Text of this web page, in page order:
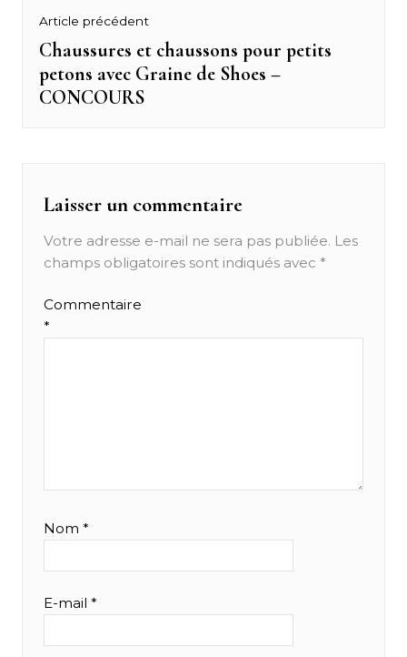
Navigation
de
l’article
Article précédent
Previous
post:
Chaussures et chaussons pour petits
petons avec Graine de Shoes –
CONCOURS
Laisser un commentaire
Votre adresse e-mail ne sera pas publiée. Les
champs obligatoires sont indiqués avec *
Commentaire
*
Nom *
E-mail *